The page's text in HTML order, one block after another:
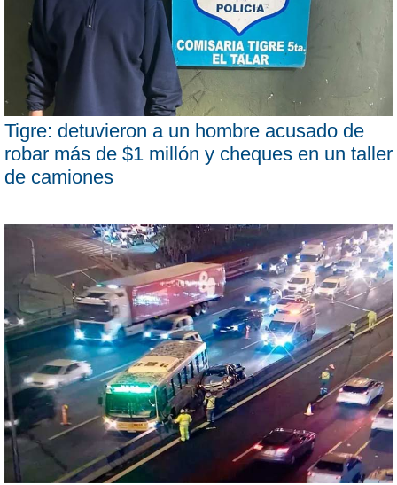
Tigre: detuvieron a un hombre acusado de
robar más de $1 millón y cheques en un taller
de camiones